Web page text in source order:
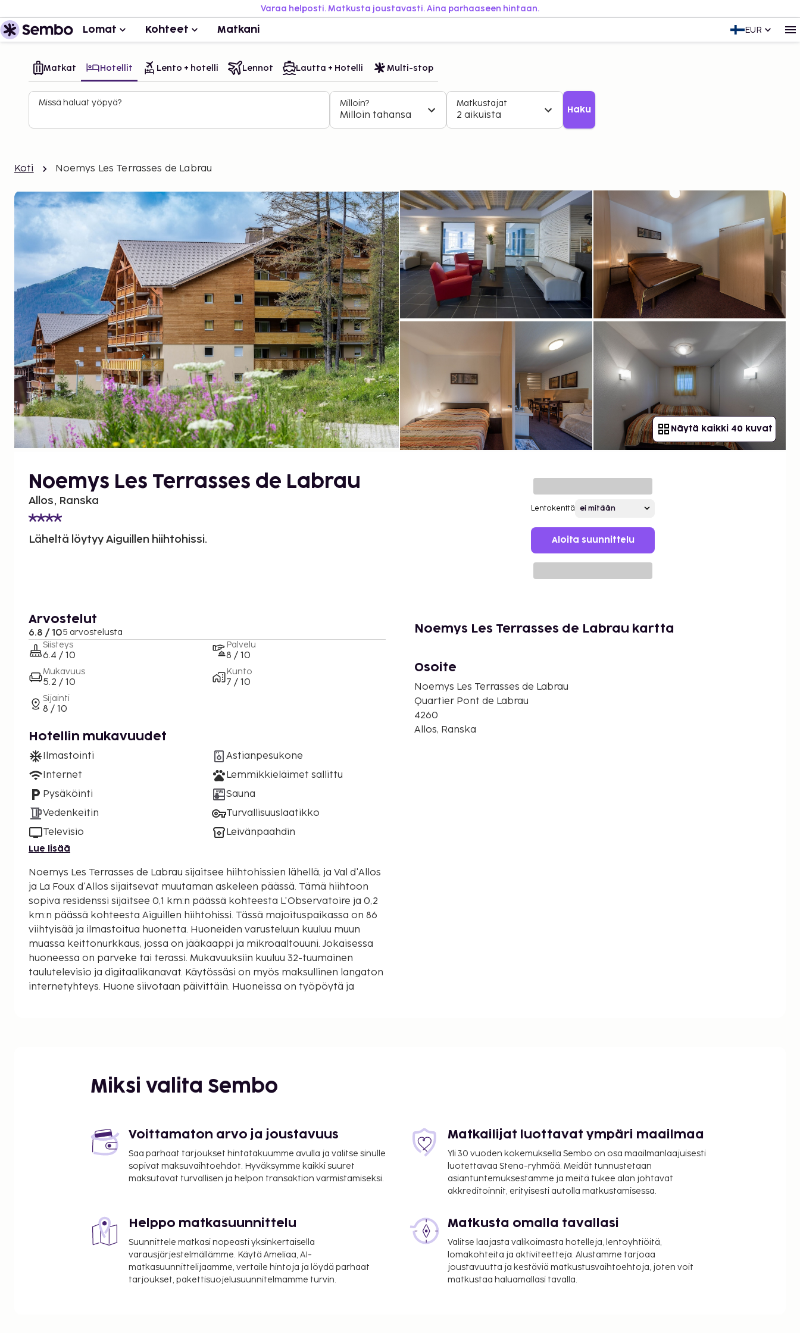
Varaa helposti. Matkusta joustavasti. Aina parhaaseen hintaan.
Lomat Kohteet Matkani EUR
Matkat Hotellit Lento + hotelli Lennot Lautta + Hotelli Multi-stop
Missä haluat yöpyä? Milloin?
Milloin tahansa
Matkustajat
2 aikuista Haku
Koti Noemys Les Terrasses de Labrau
Näytä kaikki 40 kuvat
Noemys Les Terrasses de Labrau
Allos, Ranska
Läheltä löytyy Aiguillen hiihtohissi.
Lentokenttä
Aloita suunnittelu
Arvostelut
6.8 / 105 arvostelusta
Siisteys
6.4 / 10
Mukavuus
5.2 / 10
Sijainti
8 / 10
Palvelu
8 / 10
Kunto
7 / 10
Hotellin mukavuudet
Ilmastointi
Internet
Pysäköinti
Vedenkeitin
Televisio
Astianpesukone
Lemmikkieläimet sallittu
Sauna
Turvallisuuslaatikko
Leivänpaahdin
Lue lisää
Noemys Les Terrasses de Labrau sijaitsee hiihtohissien lähellä, ja Val d'Allos
ja La Foux d'Allos sijaitsevat muutaman askeleen päässä. Tämä hiihtoon
sopiva residenssi sijaitsee 0,1 km:n päässä kohteesta L'Observatoire ja 0,2
km:n päässä kohteesta Aiguillen hiihtohissi. Tässä majoituspaikassa on 86
viihtyisää ja ilmastoitua huonetta. Huoneiden varusteluun kuuluu muun
muassa keittonurkkaus, jossa on jääkaappi ja mikroaaltouuni. Jokaisessa
huoneessa on parveke tai terassi. Mukavuuksiin kuuluu 32-tuumainen
taulutelevisio ja digitaalikanavat. Käytössäsi on myös maksullinen langaton
internetyhteys. Huone siivotaan päivittäin. Huoneissa on työpöytä ja
helposti. Noemys Les Terrasses de Labrau tarjoaa asiakkailleen ravintolan.
Takuumaksu: 300 EUR per yöpyminen
4.40 prosentin suuruinen kaupunki-/paikallisvero peritään
Tässä on mainittu kaikki majoituspaikan meille ilmoittamat maksut.
Maksullinen langaton internetyhteys yleisissä tiloissa: 3 EUR per 24
tuntia (hinnat saattavat vaihdella)
Lemmikit: 10 EUR per lemmikki per yö
Avustajaeläimistä ei veloiteta lisämaksuja
Siivous on saatavilla lisämaksusta, joka vaihtelee yksikön koon
Noemys Les Terrasses de Labrau kartta
Osoite
Noemys Les Terrasses de Labrau
Quartier Pont de Labrau
4260
Allos, Ranska
Miksi valita Sembo
Voittamaton arvo ja joustavuus
Saa parhaat tarjoukset hintatakuumme avulla ja valitse sinulle
sopivat maksuvaihtoehdot. Hyväksymme kaikki suuret
maksutavat turvallisen ja helpon transaktion varmistamiseksi.
Matkailijat luottavat ympäri maailmaa
Yli 30 vuoden kokemuksella Sembo on osa maailmanlaajuisesti
luotettavaa Stena-ryhmää. Meidät tunnustetaan
asiantuntemuksestamme ja meitä tukee alan johtavat
akkreditoinnit, erityisesti autolla matkustamisessa.
Helppo matkasuunnittelu
Suunnittele matkasi nopeasti yksinkertaisella
varausjärjestelmällämme. Käytä Ameliaa, AI-
matkasuunnittelijaamme, vertaile hintoja ja löydä parhaat
tarjoukset, pakettisuojelusuunnitelmamme turvin.
Matkusta omalla tavallasi
Valitse laajasta valikoimasta hotelleja, lentoyhtiöitä,
lomakohteita ja aktiviteetteja. Alustamme tarjoaa
joustavuutta ja kestäviä matkustusvaihtoehtoja, joten voit
matkustaa haluamallasi tavalla.